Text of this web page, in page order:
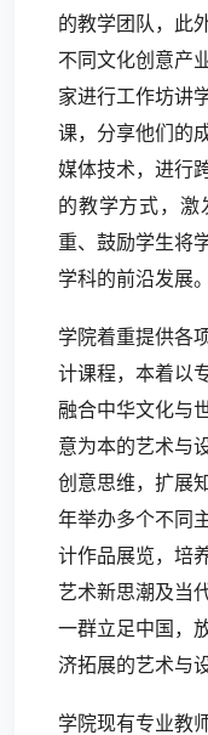
的教学团队，此
不同文化创意产
家进行工作坊讲
课，分享他们的
媒体技术，进行
的教学方式，激
重、鼓励学生将
学科的前沿发展。
学院着重提供各
计课程，本着以
融合中华文化与
意为本的艺术与
创意思维，扩展
年举办多个不同
计作品展览，培
艺术新思潮及当
一群立足中国，
济拓展的艺术与
学院现有专业教